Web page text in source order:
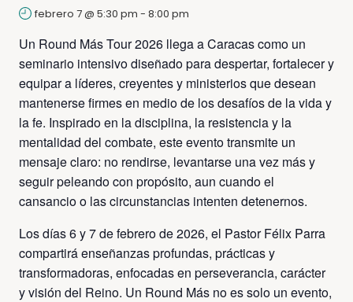
febrero 7 @ 5:30 pm - 8:00 pm
Un Round Más Tour 2026 llega a Caracas como un
seminario intensivo diseñado para despertar, fortalecer y
equipar a líderes, creyentes y ministerios que desean
mantenerse firmes en medio de los desafíos de la vida y
la fe. Inspirado en la disciplina, la resistencia y la
mentalidad del combate, este evento transmite un
mensaje claro: no rendirse, levantarse una vez más y
seguir peleando con propósito, aun cuando el
cansancio o las circunstancias intenten detenernos.
Los días 6 y 7 de febrero de 2026, el Pastor Félix Parra
compartirá enseñanzas profundas, prácticas y
transformadoras, enfocadas en perseverancia, carácter
y visión del Reino. Un Round Más no es solo un evento,